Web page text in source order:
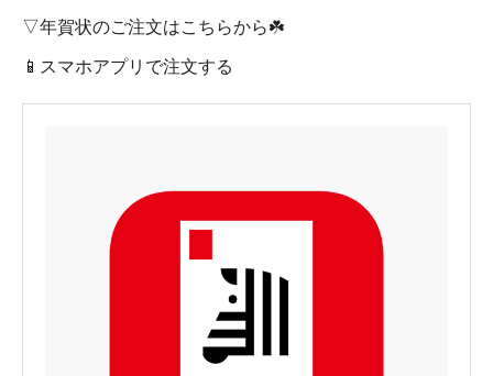
▽年賀状のご注文はこちらから☘️
📱スマホアプリで注文する